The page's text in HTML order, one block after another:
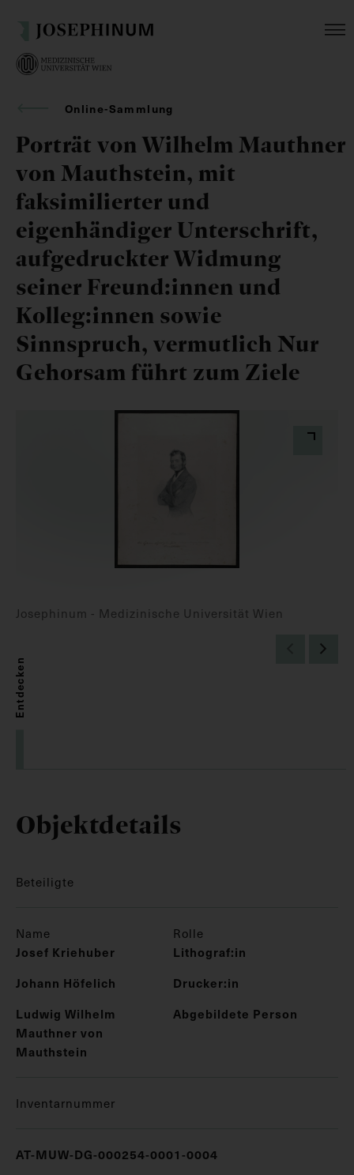
Online-Sammlung
Porträt von Wilhelm Mauthner
von Mauthstein, mit
faksimilierter und
eigenhändiger Unterschrift,
aufgedruckter Widmung
seiner Freund:innen und
Kolleg:innen sowie
Sinnspruch, vermutlich Nur
Gehorsam führt zum Ziele
Josephinum - Medizinische Universität Wien
Entdecken
Objektdetails
Beteiligte
Name Rolle
Josef Kriehuber
Lithograf:in
Johann Höfelich
Drucker:in
Ludwig Wilhelm
Mauthner von
Mauthstein
Abgebildete Person
Inventarnummer
AT-MUW-DG-000254-0001-0004